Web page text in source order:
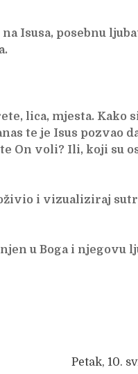
Isusa, posebnu
lica, mjesta. Kako
te je Isus pozvao
On voli? Ili, koji su
i vizualiziraj
u Boga i njegovu
Petak, 10.